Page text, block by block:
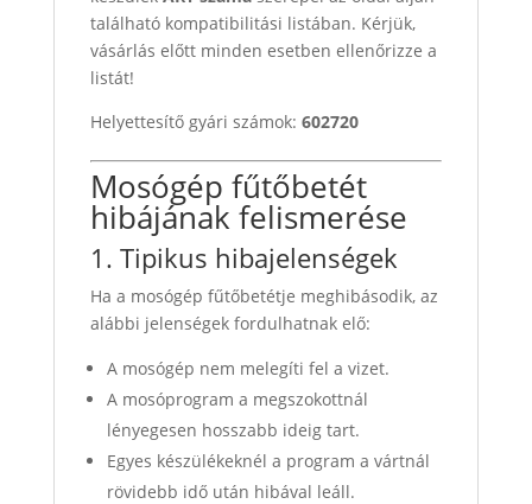
található kompatibilitási listában. Kérjük,
vásárlás előtt minden esetben ellenőrizze a
listát!
Helyettesítő gyári számok: 602720
Mosógép fűtőbetét
hibájának felismerése
1. Tipikus hibajelenségek
Ha a mosógép fűtőbetétje meghibásodik, az
alábbi jelenségek fordulhatnak elő:
A mosógép nem melegíti fel a vizet.
A mosóprogram a megszokottnál
lényegesen hosszabb ideig tart.
Egyes készülékeknél a program a vártnál
rövidebb idő után hibával leáll.